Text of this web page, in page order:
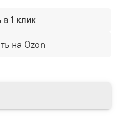
в 1 клик
на Ozon